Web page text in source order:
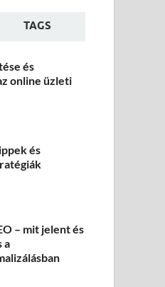
TAGS
és
online üzleti
és
– mit jelent és
a